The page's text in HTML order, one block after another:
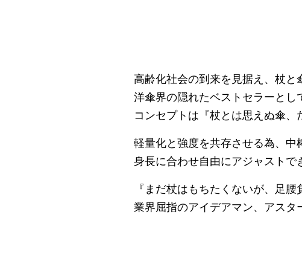
高齢化社会の到来を見据え、杖と
洋傘界の隠れたベストセラーとし
コンセプトは『杖とは思えぬ傘、
軽量化と強度を共存させる為、中
身長に合わせ自由にアジャストで
『まだ杖はもちたくないが、足
業界屈指のアイデアマン、アスタ